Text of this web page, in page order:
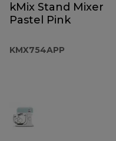
kMix Stand Mixer
Pastel Pink
KMX754APP